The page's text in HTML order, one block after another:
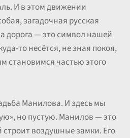
И в этом движении
загадочная русская
дорога — это символ нашей
то несётся, не зная покоя,
становимся частью этого
Манилова. И здесь мы
но пустую. Манилов — это
строит воздушные замки. Его